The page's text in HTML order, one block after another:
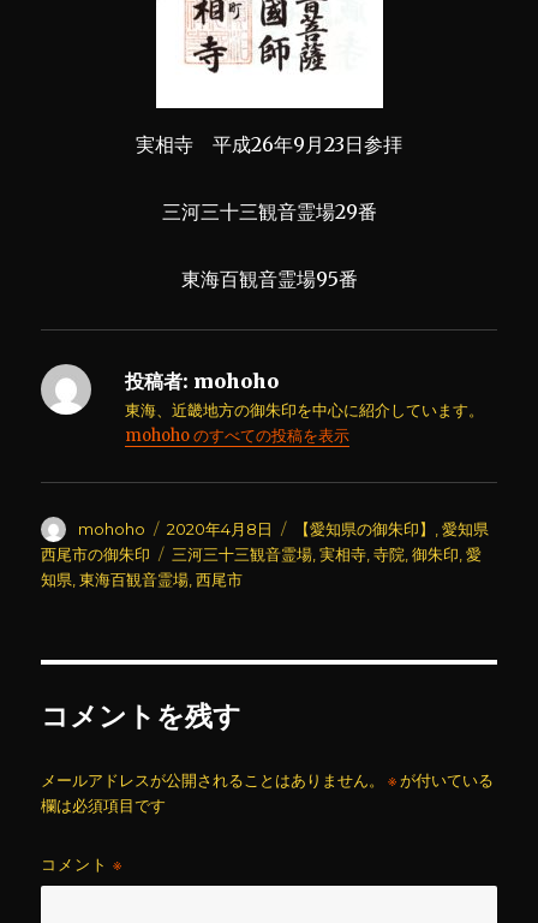
実相寺 平成26年9月23日参拝
三河三十三観音霊場29番
東海百観音霊場95番
投稿者: mohoho
東海、近畿地方の御朱印を中心に紹介しています。
mohoho のすべての投稿を表示
投
稿
者
mohoho
投
稿
日:
2020年4月8日
カ
テ
【愛知県の御朱印】 ,愛知県
西尾市の御朱印
タ
グ
三河三十三観音霊場 ,実相寺 ,寺院 ,御朱印 ,愛
知県 ,東海百観音霊場 ,西尾市
コメントを残す
メールアドレスが公開されることはありません。 ※が付いている
欄は必須項目です
コメント※